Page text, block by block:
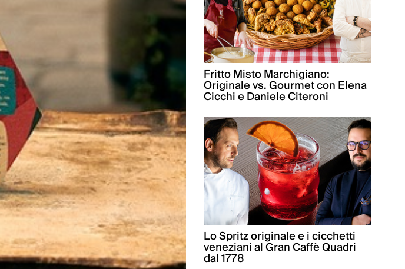
Fritto Misto Marchigiano:
Originale vs. Gourmet con Elena
Cicchi e Daniele Citeroni
Lo Spritz originale e i cicchetti
veneziani al Gran Caffè Quadri
dal 1778